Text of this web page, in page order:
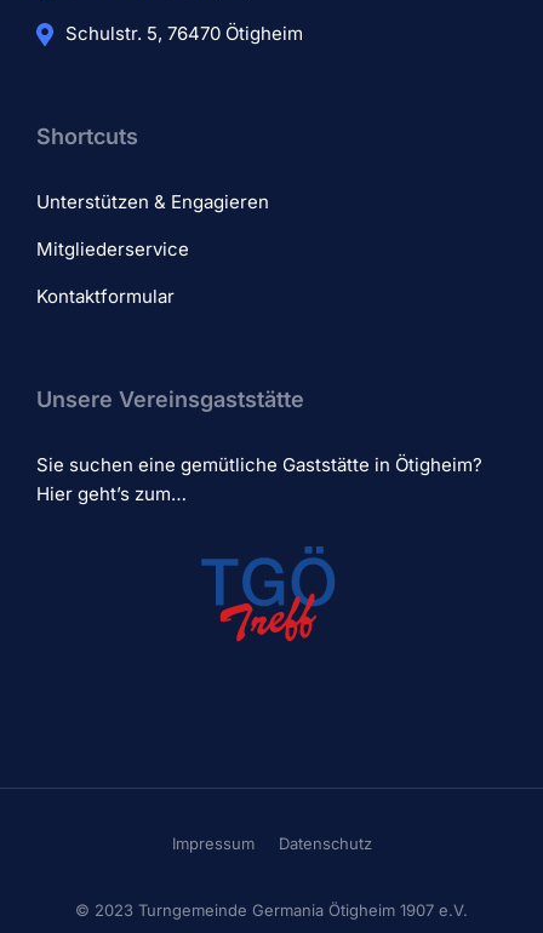
Schulstr. 5, 76470 Ötigheim
Shortcuts
Unterstützen & Engagieren
Mitgliederservice
Kontaktformular
Unsere Vereinsgaststätte
Sie suchen eine gemütliche Gaststätte in Ötigheim?
Hier geht’s zum…
© 2023 Turngemeinde Germania Ötigheim 1907 e.V.
Impressum Datenschutz